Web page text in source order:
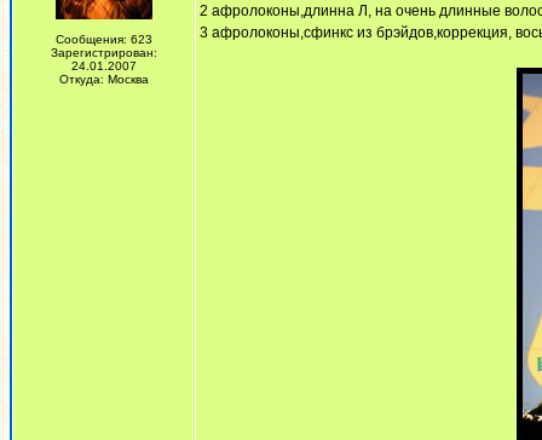
Сообщения: 623
Зарегистрирован:
24.01.2007
Откуда: Москва
2 афролоконы,длинна Л, на очень длинные
3 афролоконы,сфинкс из брэйдов,коррекция,